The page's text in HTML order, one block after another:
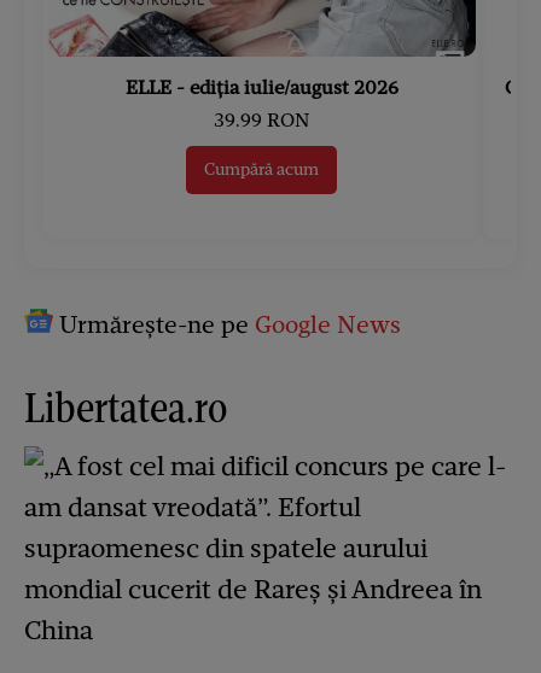
ELLE - ediția iulie/august 2026
39.99 RON
Cumpără acum
Urmărește-ne pe Google News
Libertatea.ro